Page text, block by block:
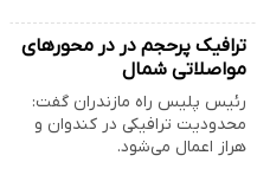
ترافیک ‌پرحجم در در محورهای
مواصلاتی شمال
رئیس پلیس راه مازندران گفت:
محدودیت ترافیکی در کندوان و
هراز اعمال می‌شود.